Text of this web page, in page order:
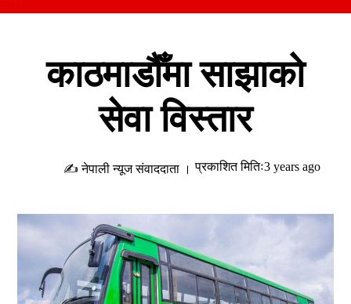
काठमाडौँमा साझाको
सेवा विस्तार
✍ नेपाली न्यूज संवाददाता । प्रकाशित मितिः3 years ago